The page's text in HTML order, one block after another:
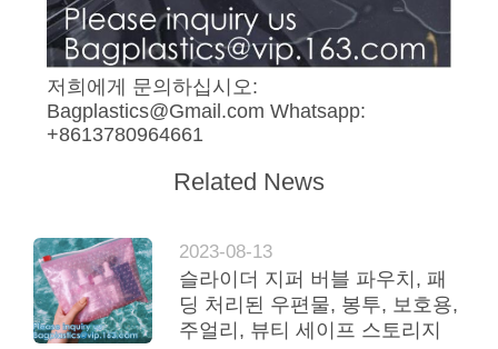
저희에게 문의하십시오:
Bagplastics@Gmail.com Whatsapp:
+8613780964661
Related News
2023-08-13
슬라이더 지퍼 버블 파우치, 패
딩 처리된 우편물, 봉투, 보호용,
주얼리, 뷰티 세이프 스토리지